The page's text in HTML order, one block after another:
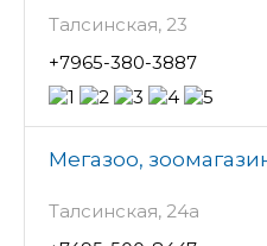
Талсинская, 23
+7965-380-3887
Мегазоо,
Талсинская, 24а